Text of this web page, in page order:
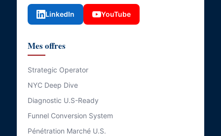
LinkedIn YouTube
Mes offres
Strategic Operator
NYC Deep Dive
Diagnostic U.S-Ready
Funnel Conversion System
Pénétration Marché U.S.